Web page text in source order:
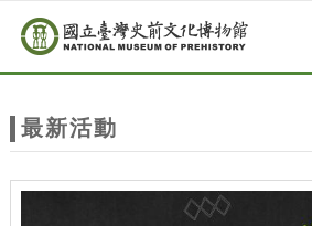
站
主
跳到主要內容
網站導覽
最新活動